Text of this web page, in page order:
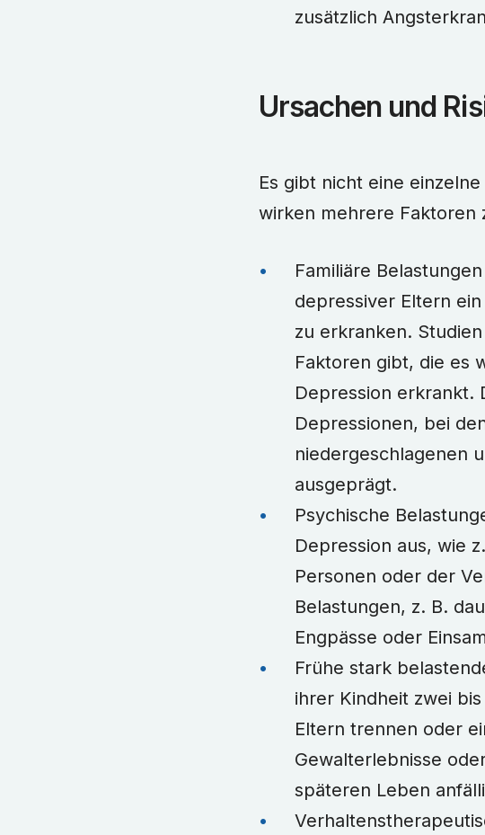
zusätzlich
Ursachen und
Es gibt nicht eine
wirken mehrere Faktoren
Familiäre
depressiver Eltern
zu erkranken.
Faktoren gibt, die es
Depression erkrankt.
Depressionen, bei
niedergeschlagenen
ausgeprägt.
Psychische
Depression aus, wie
Personen oder der
Belastungen, z. B.
Engpässe oder
Frühe stark
ihrer Kindheit zwei
Eltern trennen oder
Gewalterlebnisse
späteren Leben